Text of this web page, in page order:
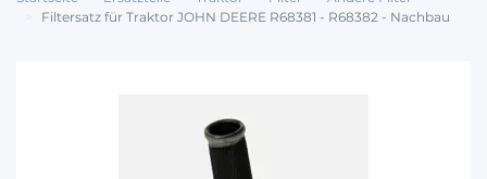
Filtersatz für Traktor JOHN DEERE R68381 - R68382 - Nachbau